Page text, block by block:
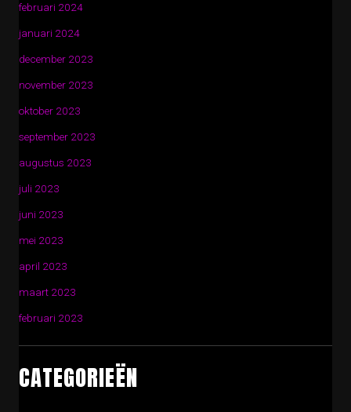
februari 2024
januari 2024
december 2023
november 2023
oktober 2023
september 2023
augustus 2023
juli 2023
juni 2023
mei 2023
april 2023
maart 2023
februari 2023
CATEGORIEËN